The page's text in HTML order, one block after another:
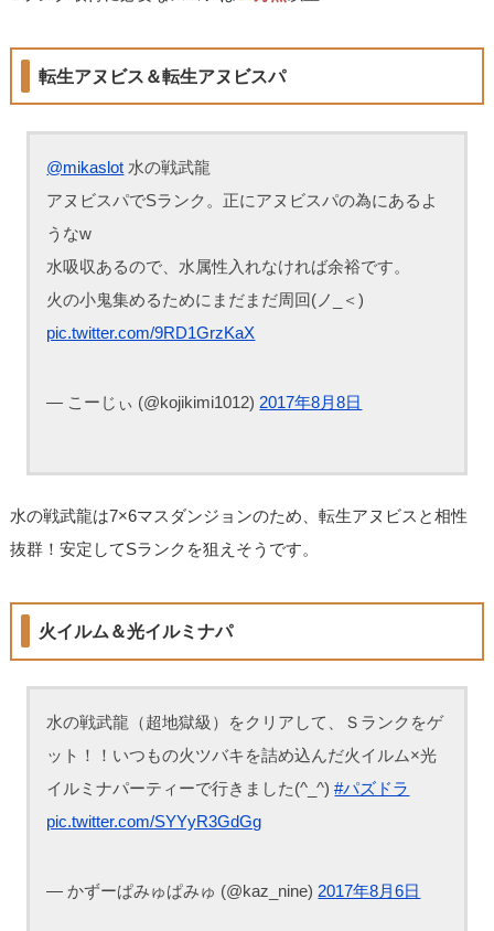
転生アヌビス＆転生アヌビスパ
@mikaslot 水の戦武龍
アヌビスパでSランク。正にアヌビスパの為にあるよ
うなw
水吸収あるので、水属性入れなければ余裕です。
火の小鬼集めるためにまだまだ周回(ノ_＜)
pic.twitter.com/9RD1GrzKaX
— こーじぃ (@kojikimi1012) 2017年8月8日
水の戦武龍は7×6マスダンジョンのため、転生アヌビスと相性
抜群！安定してSランクを狙えそうです。
火イルム＆光イルミナパ
水の戦武龍（超地獄級）をクリアして、Ｓランクをゲ
ット！！いつもの火ツバキを詰め込んだ火イルム×光
イルミナパーティーで行きました(^_^)#パズドラ
pic.twitter.com/SYYyR3GdGg
— かずーぱみゅぱみゅ (@kaz_nine) 2017年8月6日